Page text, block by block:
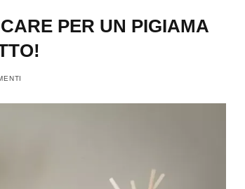
PER UN PIGIAMA